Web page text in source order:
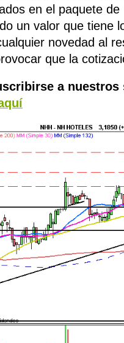
en el paquete
un valor que tiene
novedad al
que la
a